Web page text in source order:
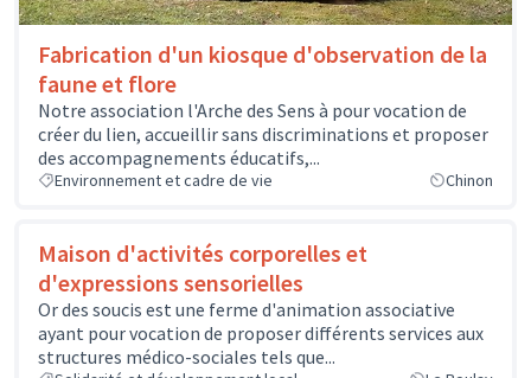
Fabrication d'un kiosque d'observation de la
faune et flore
Notre association l'Arche des Sens à pour vocation de
créer du lien, accueillir sans discriminations et proposer
des accompagnements éducatifs,...
Environnement et cadre de vie Chinon
Maison d'activités corporelles et
d'expressions sensorielles
Or des soucis est une ferme d'animation associative
ayant pour vocation de proposer différents services aux
structures médico-sociales tels que...